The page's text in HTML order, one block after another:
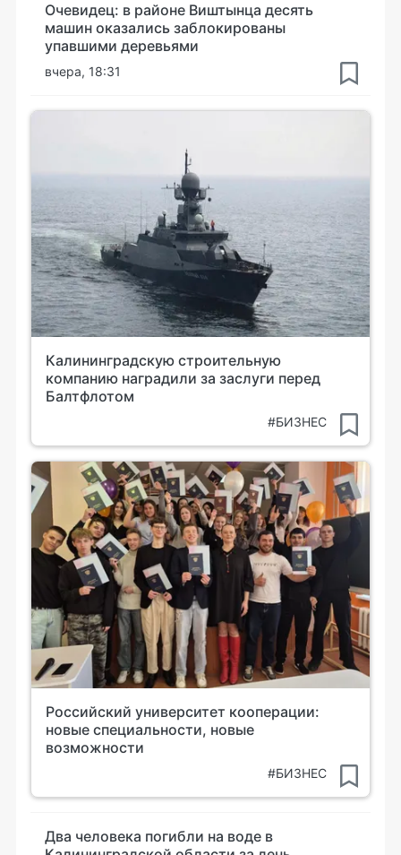
Очевидец: в районе Виштынца десять
машин оказались заблокированы
упавшими деревьями
вчера, 18:31
Калининградскую строительную
компанию наградили за заслуги перед
Балтфлотом
#БИЗНЕС
Российский университет кооперации:
новые специальности, новые
возможности
#БИЗНЕС
Два человека погибли на воде в